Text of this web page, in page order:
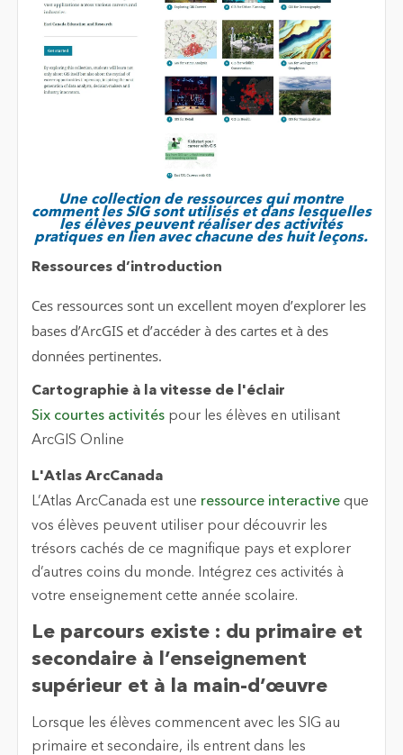
Une collection de ressources qui montre
comment les SIG sont utilisés et dans lesquelles
les élèves peuvent réaliser des activités
pratiques en lien avec chacune des huit leçons.
Ressources d’introduction
Ces ressources sont un excellent moyen d’explorer les
bases d’ArcGIS et d’accéder à des cartes et à des
données pertinentes.
Cartographie à la vitesse de l'éclair
Six courtes activitéspour les élèves en utilisant
ArcGIS Online
L'Atlas ArcCanada
L’Atlas ArcCanada est une ressource interactiveque
vos élèves peuvent utiliser pour découvrir les
trésors cachés de ce magnifique pays et explorer
d’autres coins du monde. Intégrez ces activités à
votre enseignement cette année scolaire.
Le parcours existe : du primaire et
secondaire à l’enseignement
supérieur et à la main-d’œuvre
Lorsque les élèves commencent avec les SIG au
primaire et secondaire, ils entrent dans les